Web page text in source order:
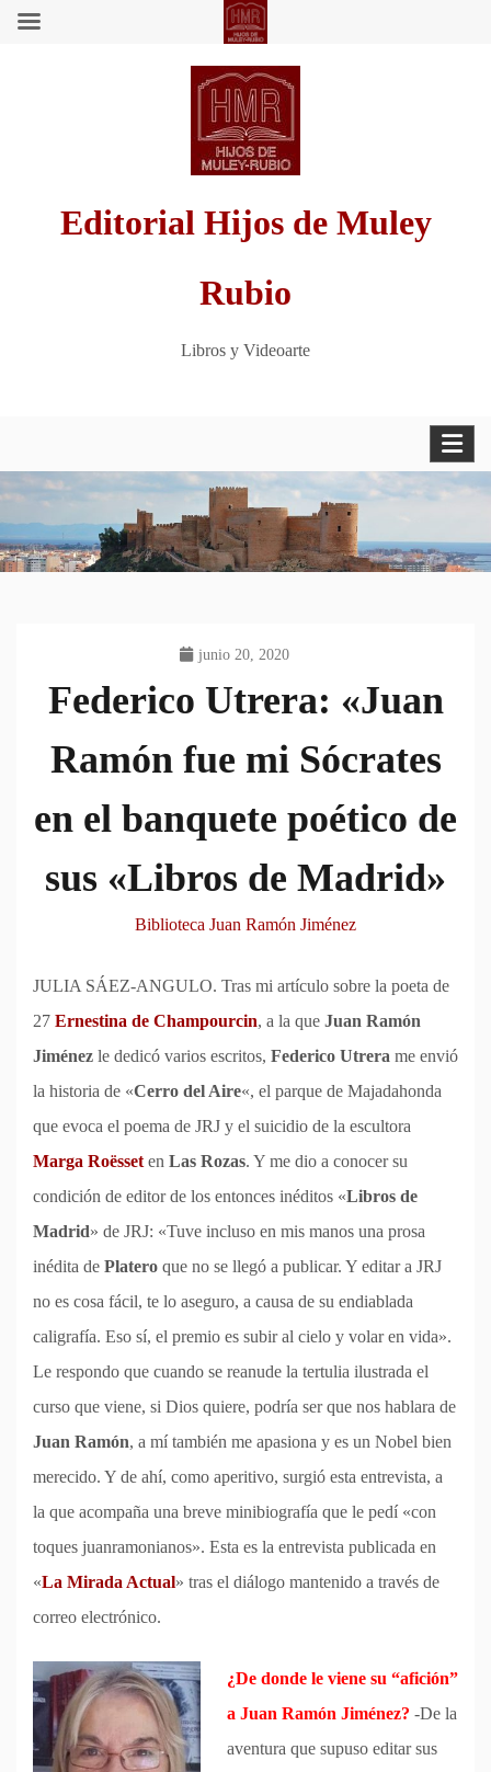
Editorial Hijos de Muley
Rubio
Libros y Videoarte
junio 20, 2020
Federico Utrera: «Juan
Ramón fue mi Sócrates
en el banquete poético de
sus «Libros de Madrid»
Biblioteca Juan Ramón Jiménez
JULIA SÁEZ-ANGULO. Tras mi artículo sobre la poeta de
27 Ernestina de Champourcin, a la que Juan Ramón
Jiménez le dedicó varios escritos, Federico Utrera me envió
la historia de «Cerro del Aire«, el parque de Majadahonda
que evoca el poema de JRJ y el suicidio de la escultora
Marga Roësset en Las Rozas. Y me dio a conocer su
condición de editor de los entonces inéditos «Libros de
Madrid» de JRJ: «Tuve incluso en mis manos una prosa
inédita de Platero que no se llegó a publicar. Y editar a JRJ
no es cosa fácil, te lo aseguro, a causa de su endiablada
caligrafía. Eso sí, el premio es subir al cielo y volar en vida».
Le respondo que cuando se reanude la tertulia ilustrada el
curso que viene, si Dios quiere, podría ser que nos hablara de
Juan Ramón, a mí también me apasiona y es un Nobel bien
merecido. Y de ahí, como aperitivo, surgió esta entrevista, a
la que acompaña una breve minibiografía que le pedí «con
toques juanramonianos». Esta es la entrevista publicada en
«La Mirada Actual» tras el diálogo mantenido a través de
correo electrónico.
¿De donde le viene su “afición”
a Juan Ramón Jiménez? -De la
aventura que supuso editar sus